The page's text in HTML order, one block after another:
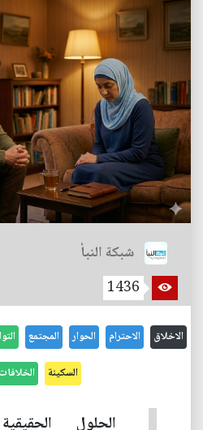
شبكة النبأ
1436
الاخلاق الاحترام الحوار المجتمع
السكينة
الحلول